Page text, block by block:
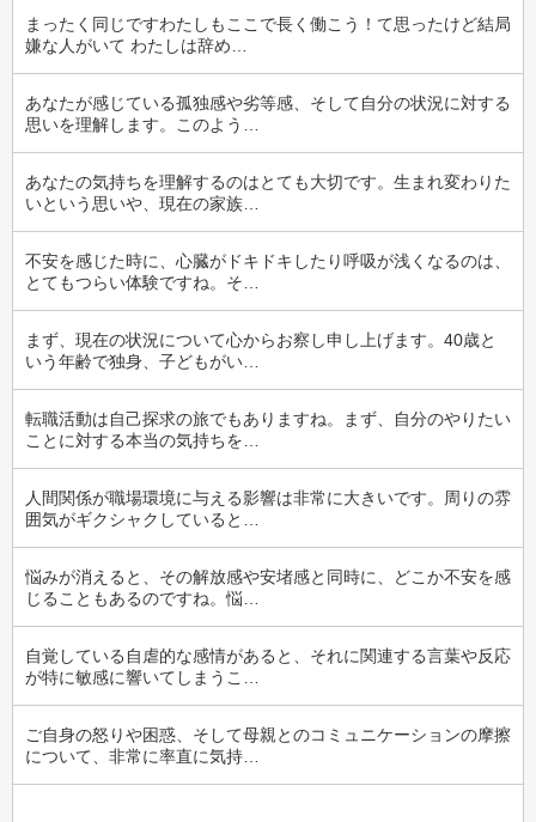
まったく同じですわたしもここで長く働こう！て思ったけど結局
嫌な人がいて わたしは辞め…
あなたが感じている孤独感や劣等感、そして自分の状況に対する
思いを理解します。このよう…
あなたの気持ちを理解するのはとても大切です。生まれ変わりた
いという思いや、現在の家族…
不安を感じた時に、心臓がドキドキしたり呼吸が浅くなるのは、
とてもつらい体験ですね。そ…
まず、現在の状況について心からお察し申し上げます。40歳と
いう年齢で独身、子どもがい…
転職活動は自己探求の旅でもありますね。まず、自分のやりたい
ことに対する本当の気持ちを…
人間関係が職場環境に与える影響は非常に大きいです。周りの雰
囲気がギクシャクしていると…
悩みが消えると、その解放感や安堵感と同時に、どこか不安を感
じることもあるのですね。悩…
自覚している自虐的な感情があると、それに関連する言葉や反応
が特に敏感に響いてしまうこ…
ご自身の怒りや困惑、そして母親とのコミュニケーションの摩擦
について、非常に率直に気持…